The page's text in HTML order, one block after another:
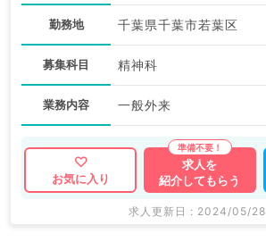
勤務地 千葉県千葉市若葉区
募集科目 精神科
業務内容 一般外来
お気に入り
求人を
紹介してもらう
求人更新日 : 2024/05/28